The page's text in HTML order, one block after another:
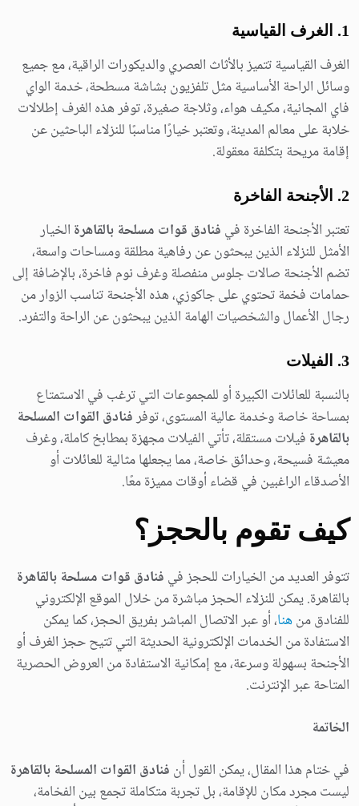
1. الغرف القياسية
الغرف القياسية تتميز بالأثاث العصري والديكورات الراقية، مع جميع
وسائل الراحة الأساسية مثل تلفزيون بشاشة مسطحة، خدمة الواي
فاي المجانية، مكيف هواء، وثلاجة صغيرة، توفر هذه الغرف إطلالات
خلابة على معالم المدينة، وتعتبر خيارًا مناسبًا للنزلاء الباحثين عن
إقامة مريحة بتكلفة معقولة.
2. الأجنحة الفاخرة
تعتبر الأجنحة الفاخرة في فنادق قوات مسلحة بالقاهرة الخيار
الأمثل للنزلاء الذين يبحثون عن رفاهية مطلقة ومساحات واسعة،
تضم الأجنحة صالات جلوس منفصلة وغرف نوم فاخرة، بالإضافة إلى
حمامات فخمة تحتوي على جاكوزي، هذه الأجنحة تناسب الزوار من
رجال الأعمال والشخصيات الهامة الذين يبحثون عن الراحة والتفرد.
3. الفيلات
بالنسبة للعائلات الكبيرة أو للمجموعات التي ترغب في الاستمتاع
بمساحة خاصة وخدمة عالية المستوى، توفرفنادق القوات المسلحة
بالقاهرة فيلات مستقلة، تأتي الفيلات مجهزة بمطابخ كاملة، وغرف
معيشة فسيحة، وحدائق خاصة، مما يجعلها مثالية للعائلات أو
الأصدقاء الراغبين في قضاء أوقات مميزة معًا.
كيف تقوم بالحجز؟
تتوفر العديد من الخيارات للحجز في فنادق قوات مسلحة بالقاهرة
بالقاهرة. يمكن للنزلاء الحجز مباشرة من خلال الموقع الإلكتروني
للفنادق منهنا، أو عبر الاتصال المباشر بفريق الحجز، كما يمكن
الاستفادة من الخدمات الإلكترونية الحديثة التي تتيح حجز الغرف أو
الأجنحة بسهولة وسرعة، مع إمكانية الاستفادة من العروض الحصرية
المتاحة عبر الإنترنت.
الخاتمة
في ختام هذا المقال، يمكن القول أن فنادق القوات المسلحة بالقاهرة
ليست مجرد مكان للإقامة، بل تجربة متكاملة تجمع بين الفخامة،